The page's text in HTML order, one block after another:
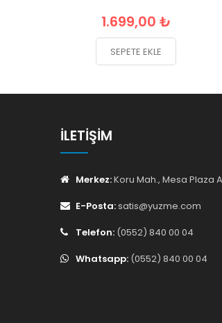
1.699,00 ₺
SEPETE EKLE
İLETIŞIM
Merkez:Koru Mah., Mesa Plaza
E-Posta:satis@yuzme.com
Telefon: (0552) 840 00 04
Whatsapp: (0552) 840 00 04